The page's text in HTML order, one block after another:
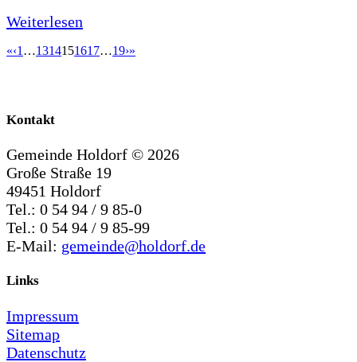
Weiterlesen
«‹1 …1314151617…19›»
Kontakt
Gemeinde Holdorf © 2026
Große Straße 19
49451 Holdorf
Tel.: 0 54 94 / 9 85-0
Tel.: 0 54 94 / 9 85-99
E-Mail: gemeinde@holdorf.de
Links
Impressum
Sitemap
Datenschutz